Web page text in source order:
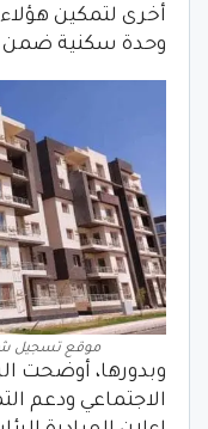
أخرى لتمكين
وحدة سكنية ضمن
موقع تسجيل شقق
وبدورها، أوضحت
الاجتماعي ودعم